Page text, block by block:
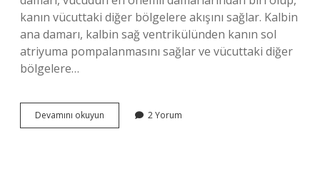
kanın vücuttaki diğer bölgelere akışını sağlar. Kalbin
ana damarı, kalbin sağ ventrikülünden kanın sol
atriyuma pompalanmasını sağlar ve vücuttaki diğer
bölgelere…
Devamını okuyun
ana
2 Yorum